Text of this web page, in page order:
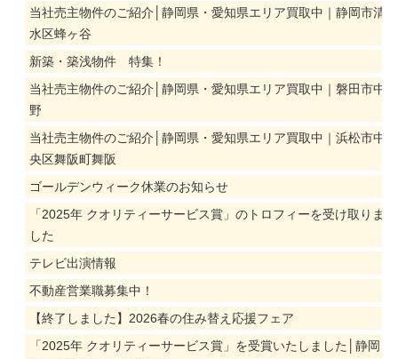
当社売主物件のご紹介│静岡県・愛知県エリア買取中｜静岡市清
水区蜂ヶ谷
新築・築浅物件 特集！
当社売主物件のご紹介│静岡県・愛知県エリア買取中｜磐田市中
野
当社売主物件のご紹介│静岡県・愛知県エリア買取中｜浜松市中
央区舞阪町舞阪
ゴールデンウィーク休業のお知らせ
「2025年 クオリティーサービス賞」のトロフィーを受け取りま
した
テレビ出演情報
不動産営業職募集中！
【終了しました】2026春の住み替え応援フェア
「2025年 クオリティーサービス賞」を受賞いたしました│静岡